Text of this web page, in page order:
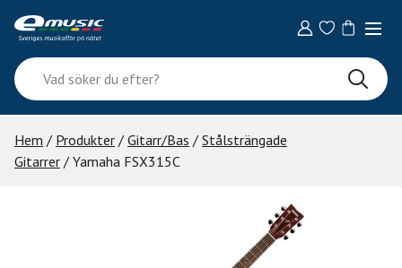
content
Vad
söker
du
efter?
Hem / Produkter / Gitarr/Bas / Stålsträngade
Gitarrer / Yamaha FSX315C